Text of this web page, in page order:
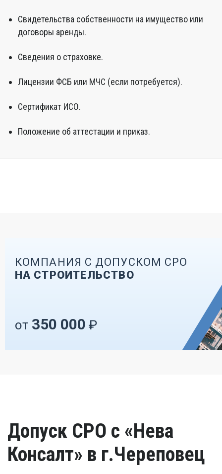
Свидетельства собственности на имущество или
договоры аренды.
Сведения о страховке.
Лицензии ФСБ или МЧС (если потребуется).
Сертификат ИСО.
Положение об аттестации и приказ.
КОМПАНИЯ С ДОПУСКОМ СРО
НА СТРОИТЕЛЬСТВО
от 350 000 ₽
Допуск СРО с «Нева
Консалт» в г.Череповец